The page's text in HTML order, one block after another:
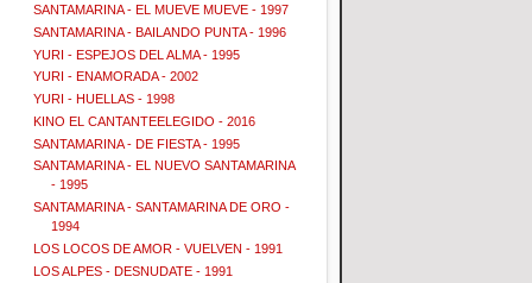
SANTAMARINA - EL MUEVE MUEVE - 1997
SANTAMARINA - BAILANDO PUNTA - 1996
YURI - ESPEJOS DEL ALMA - 1995
YURI - ENAMORADA - 2002
YURI - HUELLAS - 1998
KINO EL CANTANTEELEGIDO - 2016
SANTAMARINA - DE FIESTA - 1995
SANTAMARINA - EL NUEVO SANTAMARINA
- 1995
SANTAMARINA - SANTAMARINA DE ORO -
1994
LOS LOCOS DE AMOR - VUELVEN - 1991
LOS ALPES - DESNUDATE - 1991